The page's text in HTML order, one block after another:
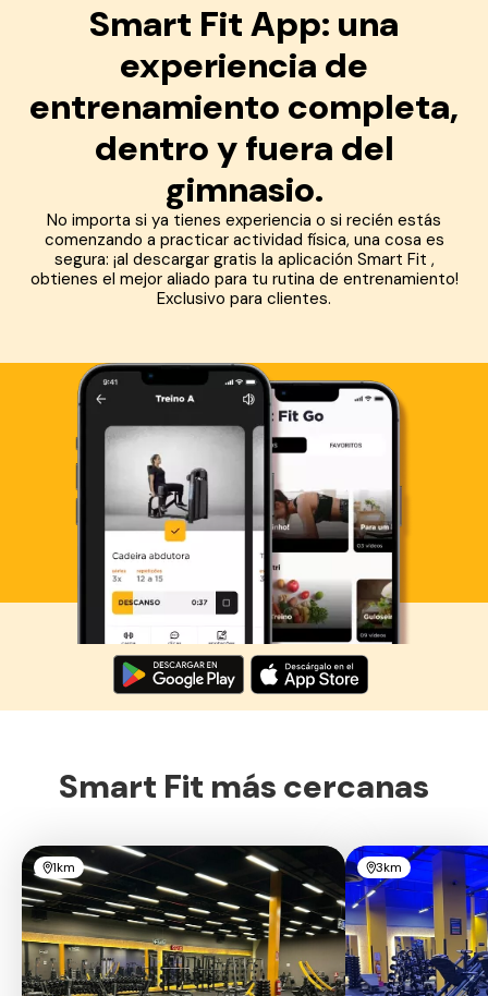
Smart Fit App: una
experiencia de
entrenamiento completa,
dentro y fuera del
gimnasio.
No importa si ya tienes experiencia o si recién estás
comenzando a practicar actividad física, una cosa es
segura: ¡al descargar gratis la aplicación Smart Fit ,
obtienes el mejor aliado para tu rutina de entrenamiento!
Exclusivo para clientes.
Descarga ahora lo Smart Fit App
Smart Fit más cercanas
1km 3km